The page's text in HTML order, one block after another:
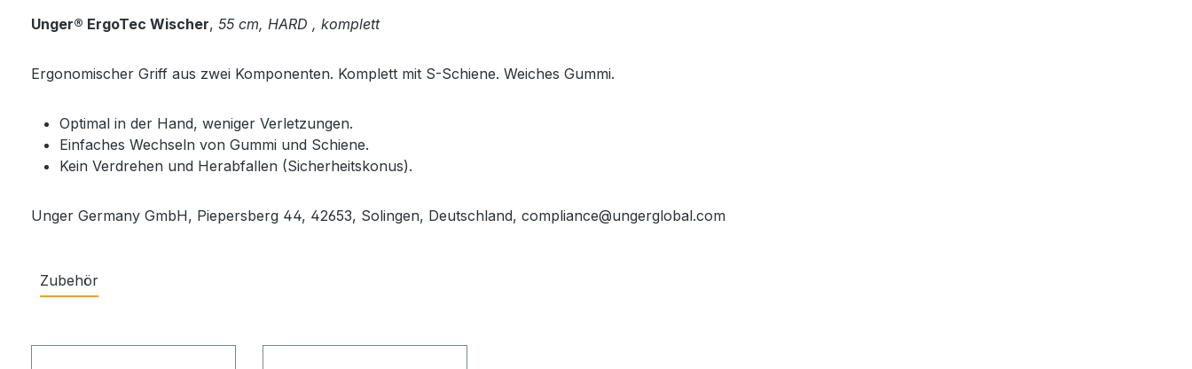
Unger® ErgoTec Wischer, 55 cm, HARD , komplett
Ergonomischer Griff aus zwei Komponenten. Komplett mit S-Schiene. Weiches Gummi.
Optimal in der Hand, weniger Verletzungen.
Einfaches Wechseln von Gummi und Schiene.
Kein Verdrehen und Herabfallen (Sicherheitskonus).
Unger Germany GmbH, Piepersberg 44, 42653, Solingen, Deutschland, compliance@ungerglobal.com
Zubehör